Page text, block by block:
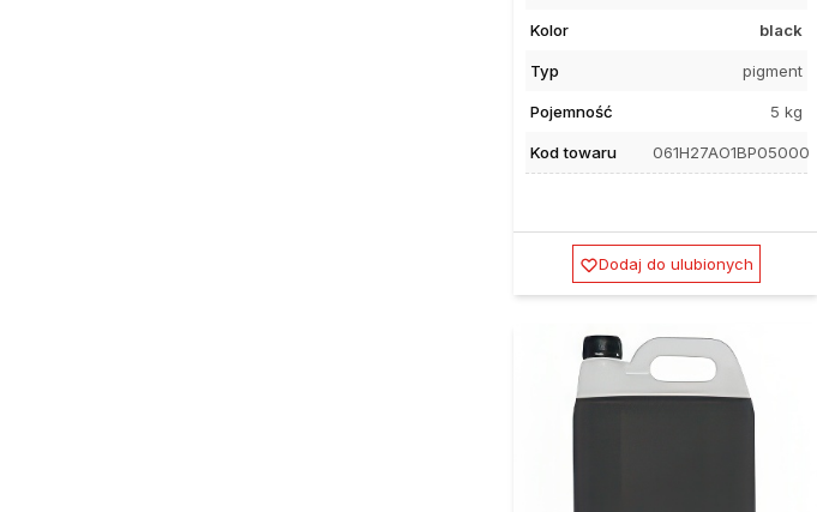
Kolor black
Typ pigment
Pojemność 5 kg
Kod towaru 061H27AO1BP05000
Dodaj do ulubionych